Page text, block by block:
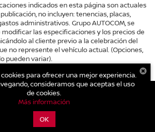
indicados en esta página son actuales
no incluyen: tenencias, placas,
administrativos. Grupo AUTOCOM, se
las especificaciones y los precios de
al cliente previo a la celebración del
no represente el vehículo actual. (Opciones,
pueden variar).
Juan del Río|Av. Central No. 26, San Cayetano.,
76807| Conmutador general:
Aviso de Privacidad|
para ofrecer una mejor experiencia.
consideramos que aceptas el uso
de cookies.
Más información
OK